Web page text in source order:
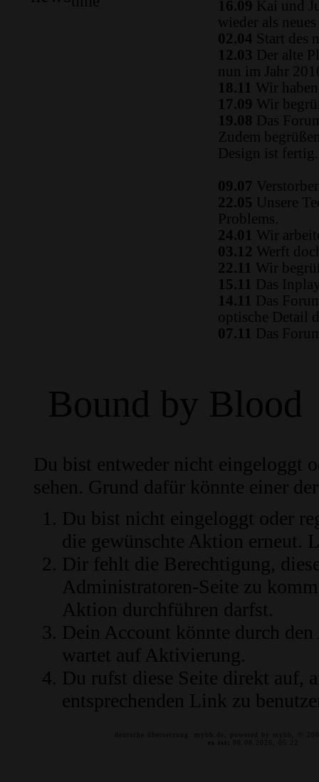
16.09 Kai und
wieder als
02.04 Start des
12.03 Der alte
nun im Jahr
18.11 Wir
17.09 Wir
19.08 Das
Zudem
Design ist fertig.
09.07
22.05 Unsere
Problems.
24.01 Wir
03.12 Werft
22.11 Wir
15.11 Das
14.11 Das
optische Detail
07.11 Das
Bound by Blood
Du bist entweder nicht eingeloggt
sehen. Grund dafür könnte einer
Du bist nicht eingeloggt oder
die gewünschte Aktion erneut.
Dir fehlt die Berechtigung,
Administratoren-Seite zu
Aktion durchführen darfst.
Dein Account könnte durch
wartet auf Aktivierung.
Du rufst diese Seite direkt auf,
entsprechenden Link zu
es ist: